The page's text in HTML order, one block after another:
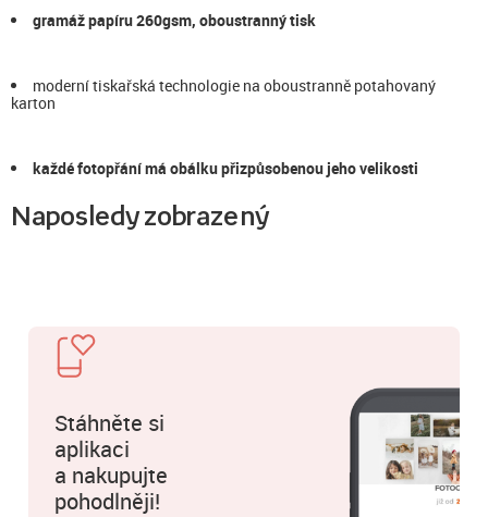
gramáž papíru 260gsm, oboustranný tisk
moderní tiskařská technologie na oboustranně potahovaný
karton
každé fotopřání má obálku přizpůsobenou jeho velikosti
Naposledy zobrazený
Stáhněte si
aplikaci
a nakupujte
pohodlněji!